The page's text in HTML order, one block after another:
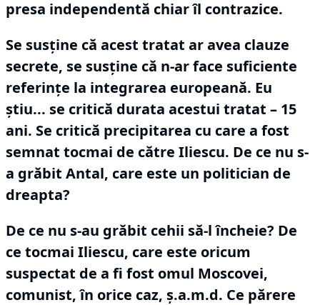
presa independentă chiar îl contrazice.
Se susţine că acest tratat ar avea clauze
secrete, se susţine că n-ar face suficiente
referinţe la integrarea europeană. Eu
ştiu... se critică durata acestui tratat – 15
ani. Se critică precipitarea cu care a fost
semnat tocmai de către Iliescu. De ce nu s-
a grăbit Antal, care este un politician de
dreapta?
De ce nu s-au grăbit cehii să-l încheie? De
ce tocmai Iliescu, care este oricum
suspectat de a fi fost omul Moscovei,
comunist, în orice caz, ş.a.m.d. Ce părere